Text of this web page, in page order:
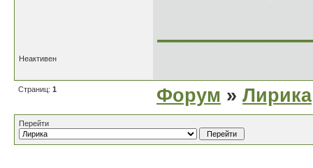
Неактивен
Страниц: 1 Форум » Лирика
Перейти